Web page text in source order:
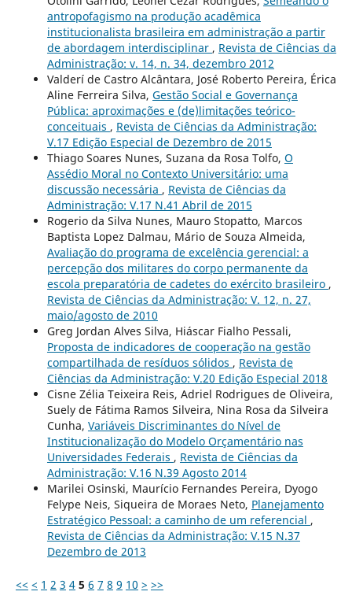
antropofagismo na produção acadêmica
institucionalista brasileira em administração a partir
de abordagem interdisciplinar , Revista de Ciências da
Administração: v. 14, n. 34, dezembro 2012
Valderí de Castro Alcântara, José Roberto Pereira, Érica
Aline Ferreira Silva, Gestão Social e Governança
Pública: aproximações e (de)limitações teórico-
conceituais , Revista de Ciências da Administração:
V.17 Edição Especial de Dezembro de 2015
Thiago Soares Nunes, Suzana da Rosa Tolfo, O
Assédio Moral no Contexto Universitário: uma
discussão necessária , Revista de Ciências da
Administração: V.17 N.41 Abril de 2015
Rogerio da Silva Nunes, Mauro Stopatto, Marcos
Baptista Lopez Dalmau, Mário de Souza Almeida,
Avaliação do programa de excelência gerencial: a
percepção dos militares do corpo permanente da
escola preparatória de cadetes do exército brasileiro ,
Revista de Ciências da Administração: V. 12, n. 27,
maio/agosto de 2010
Greg Jordan Alves Silva, Hiáscar Fialho Pessali,
Proposta de indicadores de cooperação na gestão
compartilhada de resíduos sólidos , Revista de
Ciências da Administração: V.20 Edição Especial 2018
Cisne Zélia Teixeira Reis, Adriel Rodrigues de Oliveira,
Suely de Fátima Ramos Silveira, Nina Rosa da Silveira
Cunha, Variáveis Discriminantes do Nível de
Institucionalização do Modelo Orçamentário nas
Universidades Federais , Revista de Ciências da
Administração: V.16 N.39 Agosto 2014
Marilei Osinski, Maurício Fernandes Pereira, Dyogo
Felype Neis, Siqueira de Moraes Neto, Planejamento
Estratégico Pessoal: a caminho de um referencial ,
Revista de Ciências da Administração: V.15 N.37
Dezembro de 2013
<< < 1 2 3 4 5 6 7 8 9 10 > >>